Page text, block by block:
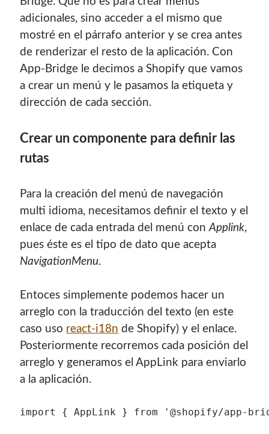
adicionales, sino acceder a el mismo que
mostré en el párrafo anterior y se crea antes
de renderizar el resto de la aplicación. Con
App-Bridge le decimos a Shopify que vamos
a crear un menú y le pasamos la etiqueta y
dirección de cada sección.
Crear un componente para definir las
rutas
Para la creación del menú de navegación
multi idioma, necesitamos definir el texto y el
enlace de cada entrada del menú conApplink,
pues éste es el tipo de dato que acepta
NavigationMenu.
Entoces simplemente podemos hacer un
arreglo con la traducción del texto (en este
caso uso react-i18n de Shopify) y el enlace.
Posteriormente recorremos cada posición del
arreglo y generamos el AppLink para enviarlo
a la aplicación.
import { AppLink } from '@shopify/app-